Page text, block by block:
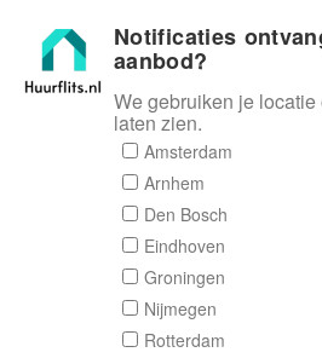
Verstuur je
Notificaties
aanbod?
We gebruiken je
laten zien.
Amsterdam
Arnhem
Den Bosch
Eindhoven
Groningen
Nijmegen
Rotterdam